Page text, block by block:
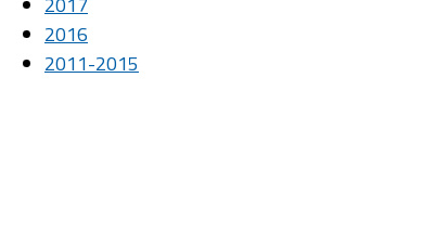
2016
2011-2015